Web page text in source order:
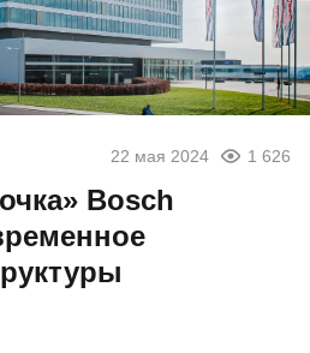
22 мая 2024 1 626
Bosch